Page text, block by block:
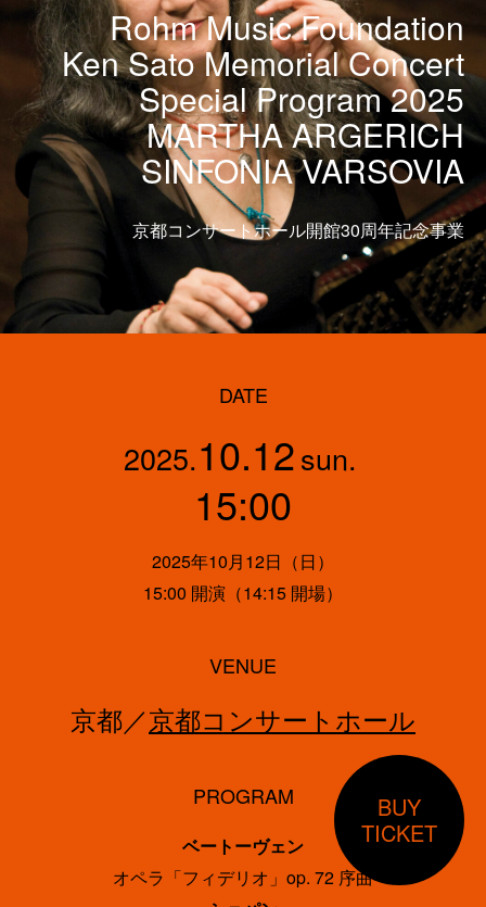
Rohm Music Foundation
Ken Sato Memorial Concert
Special Program 2025
MARTHA ARGERICH
SINFONIA VARSOVIA
京都コンサートホール開館30周年記念事業
DATE
2025.10.12sun.
15:00
2025年10月12日（日）
15:00 開演（14:15 開場）
VENUE
京都／京都コンサートホール
PROGRAM
ベートーヴェン
オペラ「フィデリオ」op. 72 序曲
BUY
TICKET